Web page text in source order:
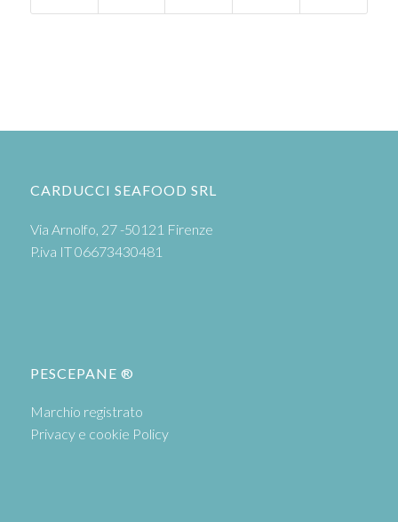
CARDUCCI SEAFOOD SRL
Via Arnolfo, 27 -50121 Firenze
P.iva IT 06673430481
PESCEPANE ®
Marchio registrato
Privacy e cookie Policy